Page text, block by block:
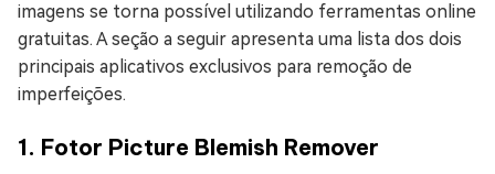
imagens se torna possível utilizando ferramentas online
gratuitas. A seção a seguir apresenta uma lista dos dois
principais aplicativos exclusivos para remoção de
imperfeições.
1. Fotor Picture Blemish Remover